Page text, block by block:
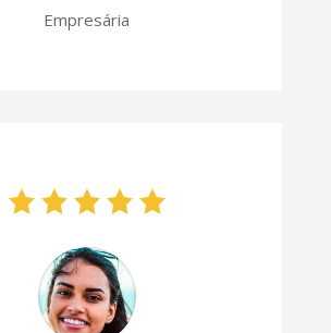
Empresária